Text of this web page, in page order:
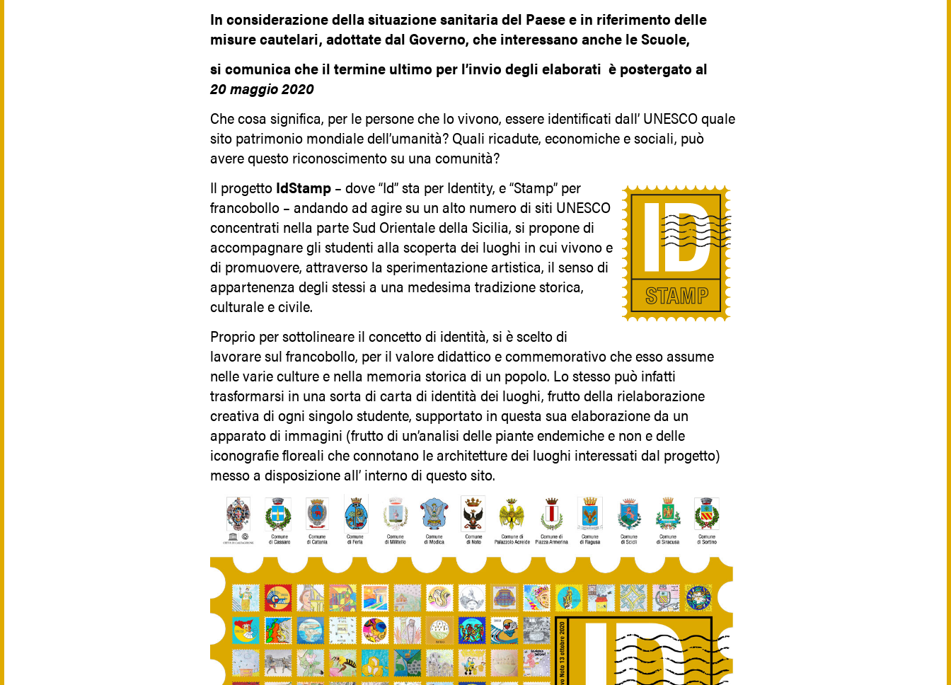
In considerazione della situazione sanitaria del Paese e in riferimento delle
misure cautelari, adottate dal Governo, che interessano anche le Scuole,
si comunica che il termine ultimo per l’invio degli elaborati è postergato al
20 maggio 2020
Che cosa significa, per le persone che lo vivono, essere identificati dall’ UNESCO quale
sito patrimonio mondiale dell’umanità? Quali ricadute, economiche e sociali, può
avere questo riconoscimento su una comunità?
Il progetto IdStamp – dove “Id” sta per Identity, e “Stamp” per
francobollo – andando ad agire su un alto numero di siti UNESCO
concentrati nella parte Sud Orientale della Sicilia, si propone di
accompagnare gli studenti alla scoperta dei luoghi in cui vivono e
di promuovere, attraverso la sperimentazione artistica, il senso di
appartenenza degli stessi a una medesima tradizione storica,
culturale e civile.
Proprio per sottolineare il concetto di identità, si è scelto di
lavorare sul francobollo, per il valore didattico e commemorativo che esso assume
nelle varie culture e nella memoria storica di un popolo. Lo stesso può infatti
trasformarsi in una sorta di carta di identità dei luoghi, frutto della rielaborazione
creativa di ogni singolo studente, supportato in questa sua elaborazione da un
apparato di immagini (frutto di un’analisi delle piante endemiche e non e delle
iconografie floreali che connotano le architetture dei luoghi interessati dal progetto)
messo a disposizione all’ interno di questo sito.